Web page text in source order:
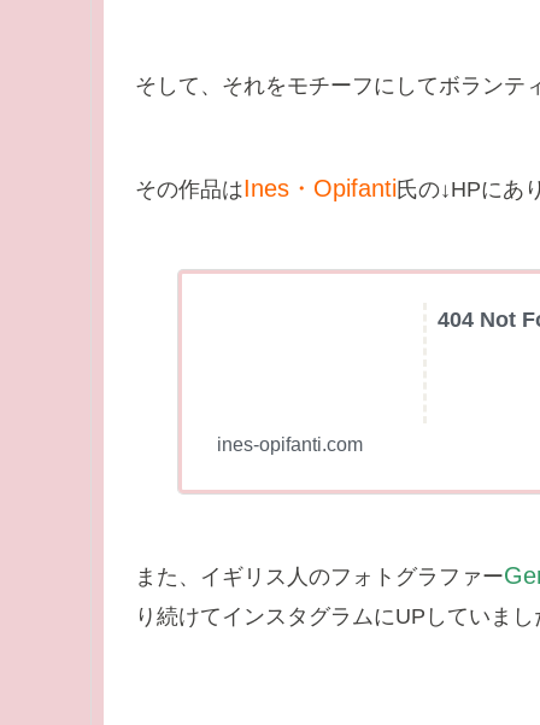
そして、それをモチーフにしてボランテ
その作品はInes・ Opifanti氏の↓HPにあ
404 Not
ines-opifanti.com
また、イギリス人のフォトグラファー
り続けてインスタグラムにUPしていまし